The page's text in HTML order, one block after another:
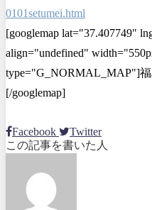
0101setumei.html
[googlemap lat="37.407749"
align="undefined"
type="G_NORMAL_MAP"]
[/googlemap]
Facebook
Twitter
この記事を書いた人